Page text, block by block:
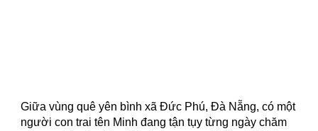
Giữa vùng quê yên bình xã Đức Phú, Đà Nẵng, có một
người con trai tên Minh đang tận tụy từng ngày chăm